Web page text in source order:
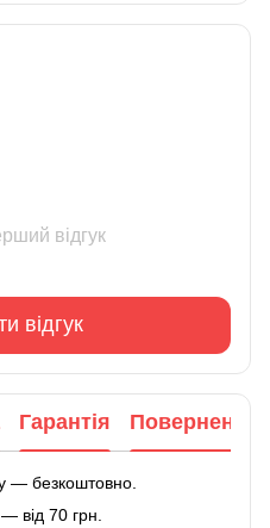
відгук
відгук
Гарантія Повернення
— безкоштовно.
від 70 грн.